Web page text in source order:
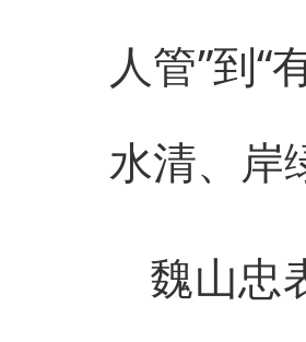
人管”到“
水清、岸
魏山忠